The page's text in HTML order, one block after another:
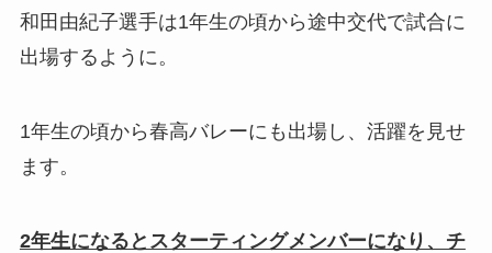
和田由紀子選手は1年生の頃から途中交代で試合に
出場するように。
1年生の頃から春高バレーにも出場し、活躍を見せ
ます。
2年生になるとスターティングメンバーになり、チ